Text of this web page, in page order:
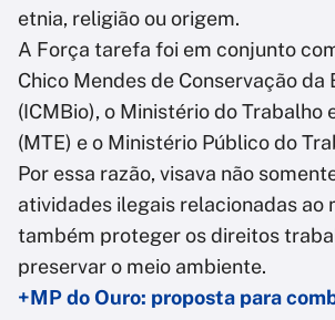
etnia, religião ou origem.
A Força tarefa foi em conjunto
Chico Mendes de Conservação da
(ICMBio), o Ministério do Trabalho
(MTE) e o Ministério Público do
Por essa razão, visava não
atividades ilegais relacionadas ao
também proteger os direitos
preservar o meio ambiente.
+MP do Ouro: proposta para